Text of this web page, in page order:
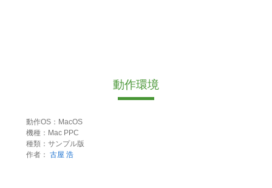
動作環境
動作OS：MacOS
機種：Mac PPC
種類：サンプル版
作者： 古屋 浩